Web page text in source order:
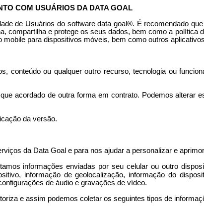
COM USUÁRIOS DA DATA GOAL
de Usuários do software datagoal®. É recomendado
compartilha e protege os seus dados, bem como a política
mobile para dispositivos móveis, bem como outros
ou qualquer outro recurso, tecnologia ou
acordado de outra forma em contrato. Podemos alterar
da versão.
da Data Goal e para nos ajudar a personalizar e
informações enviadas por seu celular ou outro
informação de geolocalização, informação do
de áudio e gravações de vídeo.
e assim podemos coletar os seguintes tipos de